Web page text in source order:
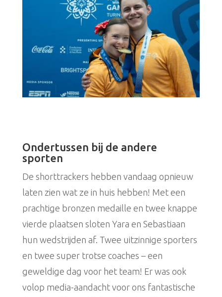
Ondertussen bij de andere
sporten
De shorttrackers hebben vandaag opnieuw
laten zien wat ze in huis hebben! Met een
prachtige bronzen medaille en twee knappe
vierde plaatsen sloten Yara en Sebastiaan
hun wedstrijden af. Twee uitzinnige sporters
en twee super trotse coaches – een
geweldige dag voor het team! Er was ook
volop media-aandacht voor ons fantastische